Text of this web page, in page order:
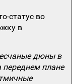
статус во
в
дюны в
плане